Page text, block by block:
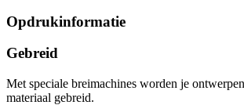
Opdrukinformatie
Gebreid
Met speciale breimachines worden je
materiaal gebreid.